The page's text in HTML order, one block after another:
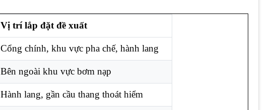
Vị trí lắp đặt đề xuất
Cổng chính, khu vực pha chế, hành lang
Bên ngoài khu vực bơm nạp
Hành lang, gần cầu thang thoát hiểm